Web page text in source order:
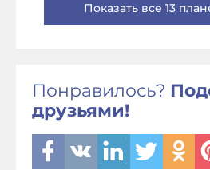
Показать все 13
Понравилось?
друзьями!